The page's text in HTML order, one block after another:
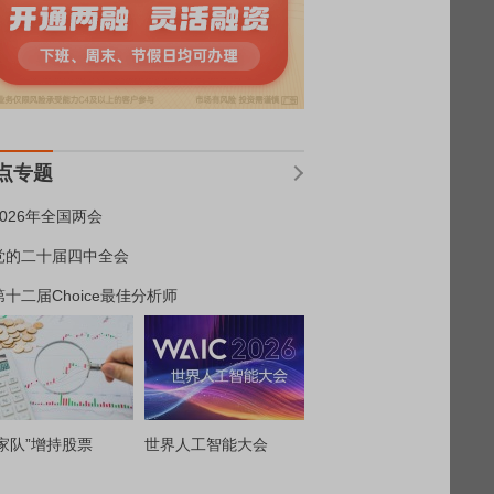
专题
年全国两会
的二十届四中全会
十二届Choice最佳分析师
队”增持股票 世界人工智能大会